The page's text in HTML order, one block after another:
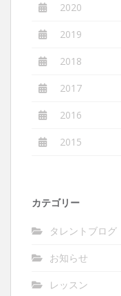
2020
2019
2018
2017
2016
2015
カテゴリー
タレントブログ
お知らせ
レッスン